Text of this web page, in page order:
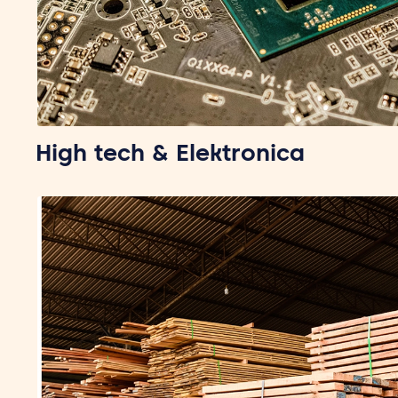
High tech & Elektronica